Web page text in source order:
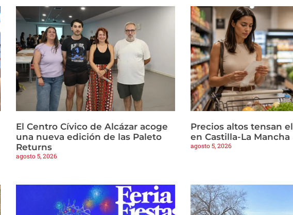
El Centro Cívico de Alcázar acoge
una nueva edición de las Paleto
Returns
agosto 5, 2026
Precios altos tensan
en Castilla-La Mancha
agosto 5, 2026